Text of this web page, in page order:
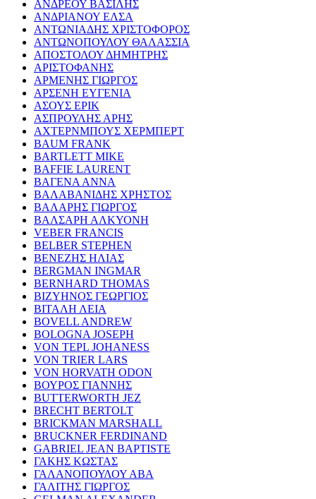
ΑΝΔΡΕΟΥ ΒΑΣΙΛΗΣ
ΑΝΔΡΙΑΝΟΥ ΕΛΣΑ
ΑΝΤΩΝΙΑΔΗΣ ΧΡΙΣΤΟΦΟΡΟΣ
ΑΝΤΩΝΟΠΟΥΛΟΥ ΘΑΛΑΣΣΙΑ
ΑΠΟΣΤΟΛΟΥ ΔΗΜΗΤΡΗΣ
ΑΡΙΣΤΟΦΑΝΗΣ
ΑΡΜΕΝΗΣ ΓΙΩΡΓΟΣ
ΑΡΣΕΝΗ ΕΥΓΕΝΙΑ
ΑΣΟΥΣ ΕΡΙΚ
ΑΣΠΡΟΥΛΗΣ ΑΡΗΣ
ΑΧΤΕΡΝΜΠΟΥΣ ΧΕΡΜΠΕΡΤ
BAUM FRANK
BARTLETT MIKE
BAFFIE LAURENT
ΒΑΓΕΝΑ ΑΝΝΑ
ΒΑΛΑΒΑΝΙΔΗΣ ΧΡΗΣΤΟΣ
ΒΑΛΑΡΗΣ ΓΙΩΡΓΟΣ
ΒΑΛΣΑΡΗ ΑΛΚΥΟΝΗ
VEBER FRANCIS
BELBER STEPHEN
ΒΕΝΕΖΗΣ ΗΛΙΑΣ
BERGMAN INGMAR
BERNHARD THOMAS
ΒΙΖΥΗΝΟΣ ΓΕΩΡΓΙΟΣ
ΒΙΤΑΛΗ ΛΕΙΑ
BOVELL ANDREW
BOLOGNA JOSEPH
VON TEPL JOHANESS
VON TRIER LARS
VON HORVATH ODON
ΒΟΥΡΟΣ ΓΙΑΝΝΗΣ
BUTTERWORTH JEZ
BRECHT BERTOLT
BRICKMAN MARSHALL
BRUCKNER FERDINAND
GABRIEL JEAN BAPTISTE
ΓΑΚΗΣ ΚΩΣΤΑΣ
ΓΑΛΑΝΟΠΟΥΛΟΥ ΑΒΑ
ΓΑΛΙΤΗΣ ΓΙΩΡΓΟΣ